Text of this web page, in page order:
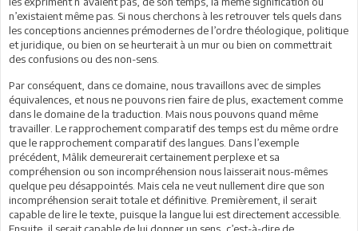
n’existaient même pas. Si nous cherchons à les retrouver tels quels dans
les conceptions anciennes prémodernes de l’ordre théologique, politique
et juridique, ou bien on se heurterait à un mur ou bien on commettrait
des confusions ou des non-sens.
Par conséquent, dans ce domaine, nous travaillons avec de simples
équivalences, et nous ne pouvons rien faire de plus, exactement comme
dans le domaine de la traduction. Mais nous pouvons quand même
travailler. Le rapprochement comparatif des temps est du même ordre
que le rapprochement comparatif des langues. Dans l’exemple
précédent, Mâlik demeurerait certainement perplexe et sa
compréhension ou son incompréhension nous laisserait nous-mêmes
quelque peu désappointés. Mais cela ne veut nullement dire que son
incompréhension serait totale et définitive. Premièrement, il serait
capable de lire le texte, puisque la langue lui est directement accessible.